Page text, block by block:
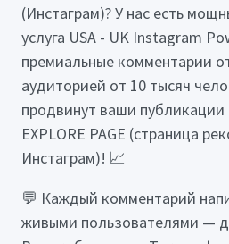
(Инстаграм)? У нас есть
услуга USA - UK Instagram
премиальные комментарии
аудиторией от 10 тысяч
продвинут ваши
EXPLORE PAGE (страница
Инстаграм)! 📈
💬 Каждый комментарий
живыми пользователями —